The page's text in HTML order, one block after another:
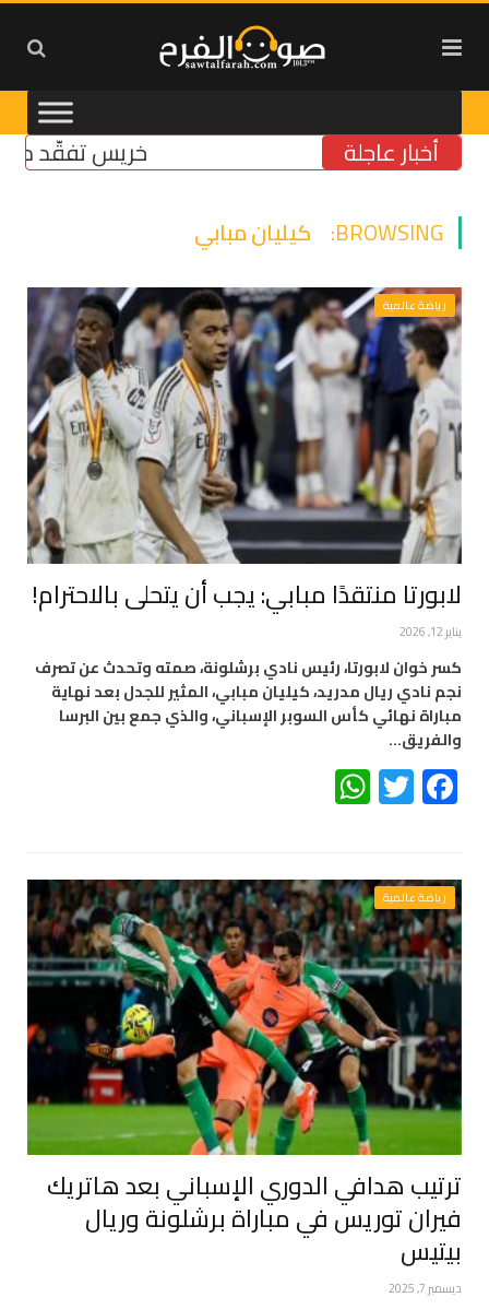
أخبار عاجلة خريس تفقّد مركز
BROWSING: كيليان مبابي
رياضة عالمية
لابورتا منتقدًا مبابي: يجب أن يتحلى بالاحترام!
يناير 12, 2026
كسر خوان لابورتا، رئيس نادي برشلونة، صمته وتحدث عن تصرف
نجم نادي ريال مدريد، كيليان مبابي، المثير للجدل بعد نهاية
مباراة نهائي كأس السوبر الإسباني، والذي جمع بين البرسا
والفريق…
Facebook
Twitter
رياضة عالمية
ترتيب هدافي الدوري الإسباني بعد هاتريك
فيران توريس في مباراة برشلونة وريال
بيتيس
ديسمبر 7, 2025